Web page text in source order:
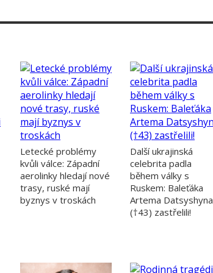
Letecké problémy
kvůli válce: Západní
aerolinky hledají nové
trasy, ruské mají
byznys v troskách
Další ukrajinská
celebrita padla
během války s
Ruskem: Baleťáka
Artema Datsyshyna
(†43) zastřelili!